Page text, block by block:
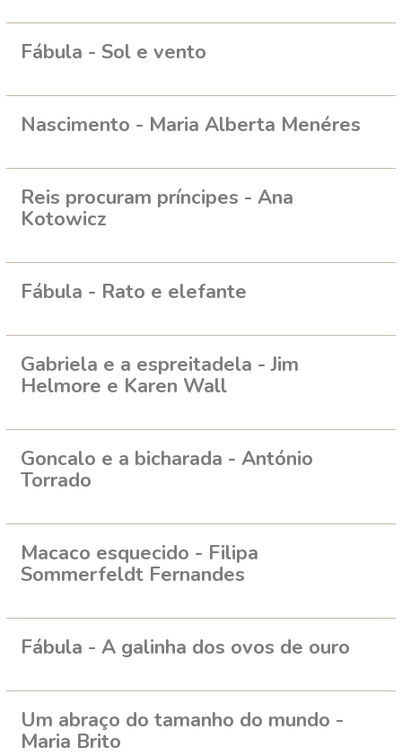
Fábula - Sol e vento
Nascimento - Maria Alberta Menéres
Reis procuram príncipes - Ana
Kotowicz
Fábula - Rato e elefante
Gabriela e a espreitadela - Jim
Helmore e Karen Wall
Goncalo e a bicharada - António
Torrado
Macaco esquecido - Filipa
Sommerfeldt Fernandes
Fábula - A galinha dos ovos de ouro
Um abraço do tamanho do mundo -
Maria Brito